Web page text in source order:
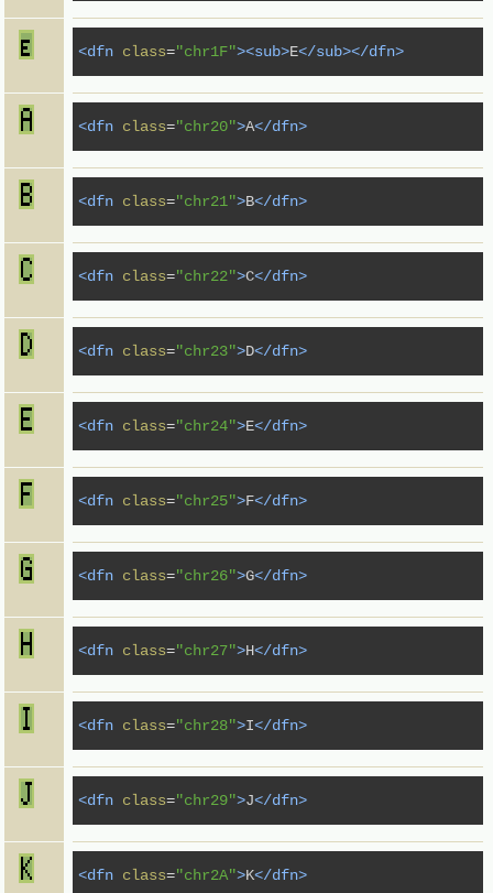
<dfn class="chr1F"><sub>E</sub></dfn>
<dfn class="chr20">A</dfn>
<dfn class="chr21">B</dfn>
<dfn class="chr22">C</dfn>
<dfn class="chr23">D</dfn>
<dfn class="chr24">E</dfn>
<dfn class="chr25">F</dfn>
<dfn class="chr26">G</dfn>
<dfn class="chr27">H</dfn>
<dfn class="chr28">I</dfn>
<dfn class="chr29">J</dfn>
<dfn class="chr2A">K</dfn>